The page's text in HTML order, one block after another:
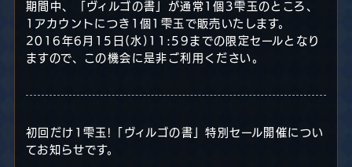
期間中、「ヴィルゴの書」が通常1個3雫玉のところ、
1アカウントにつき1個1雫玉で販売いたします。
2016年6月15日(水)11:59までの限定セールとなり
ますので、この機会に是非ご利用ください。
初回だけ1雫玉!「ヴィルゴの書」特別セール開催につい
てお知らせです。